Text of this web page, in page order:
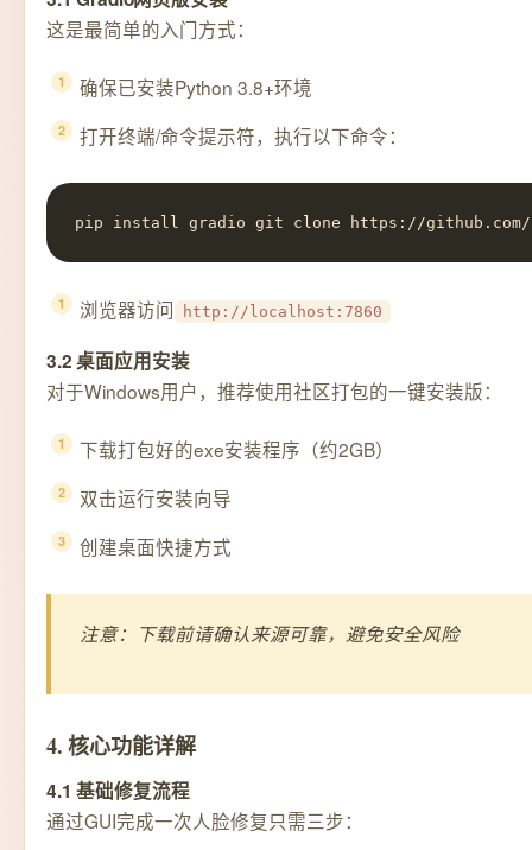
这是最简单的入门方式：
确保已安装Python 3.8+环境
打开终端/命令提示符，执行以下命令：
pip install gradio git clone https://github.com/
浏览器访问 http://localhost:7860
3.2 桌面应用安装
对于Windows用户，推荐使用社区打包的一键安装版：
下载打包好的exe安装程序（约2GB）
双击运行安装向导
创建桌面快捷方式
注意：下载前请确认来源可靠，避免安全风险
4. 核心功能详解
4.1 基础修复流程
通过GUI完成一次人脸修复只需三步：